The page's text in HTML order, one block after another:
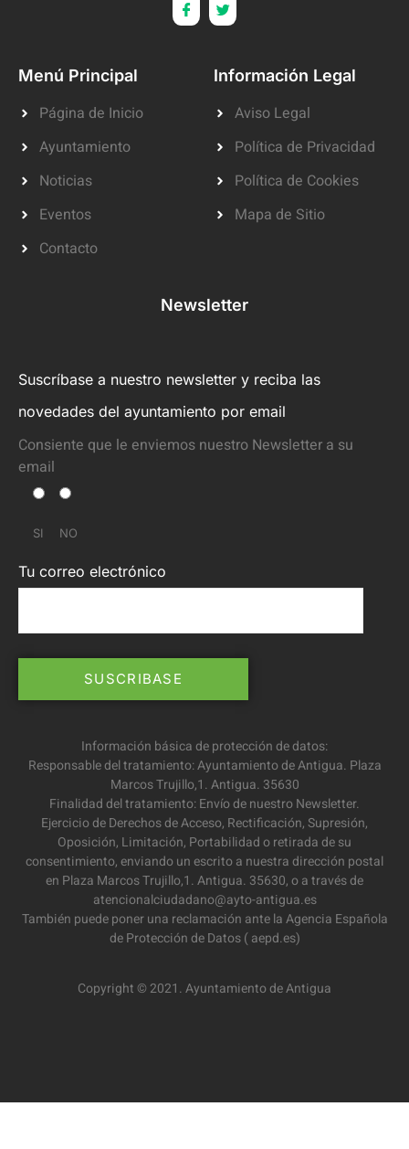
Menú Principal
Página de Inicio
Ayuntamiento
Noticias
Eventos
Contacto
Información Legal
Aviso Legal
Política de Privacidad
Política de Cookies
Mapa de Sitio
Newsletter
Suscríbase a nuestro newsletter y reciba las
novedades del ayuntamiento por email
Consiente que le enviemos nuestro Newsletter a su
email
SI NO
Tu correo electrónico
Información básica de protección de datos:
Responsable del tratamiento: Ayuntamiento de Antigua. Plaza
Marcos Trujillo,1. Antigua. 35630
Finalidad del tratamiento: Envío de nuestro Newsletter.
Ejercicio de Derechos de Acceso, Rectificación, Supresión,
Oposición, Limitación, Portabilidad o retirada de su
consentimiento, enviando un escrito a nuestra dirección postal
en Plaza Marcos Trujillo,1. Antigua. 35630, o a través de
atencionalciudadano@ayto-antigua.es
También puede poner una reclamación ante la Agencia Española
de Protección de Datos ( aepd.es)
Copyright © 2021. Ayuntamiento de Antigua